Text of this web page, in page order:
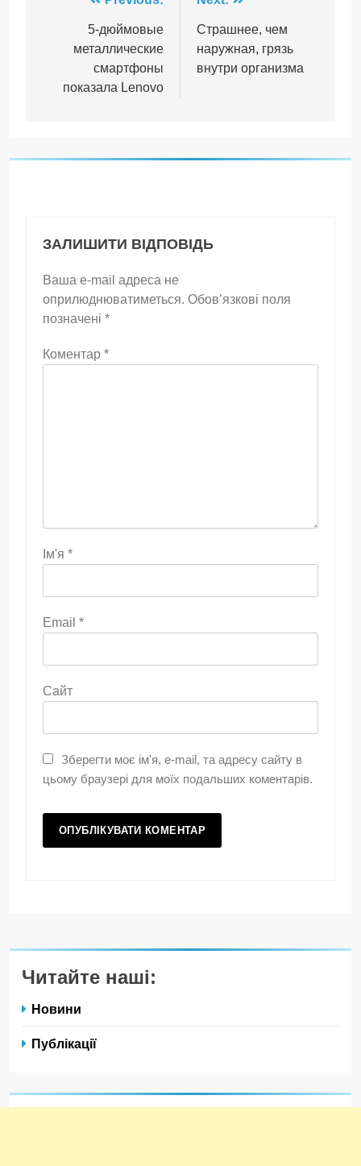
записів5-дюймовые
металлические
смартфоны
показала Lenovo
Страшнее, чем
наружная, грязь
внутри организма
ЗАЛИШИТИ ВІДПОВІДЬ
Ваша e-mail адреса не
оприлюднюватиметься. Обов’язкові поля
позначені *
Коментар *
Ім'я *
Email *
Сайт
Зберегти моє ім'я, e-mail, та адресу сайту в
цьому браузері для моїх подальших коментарів.
Читайте наші:
Новини
Публікації